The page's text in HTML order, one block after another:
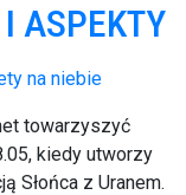
ASPEKTY
na niebie
towarzyszyć
kiedy utworzy
Słońca z Uranem.